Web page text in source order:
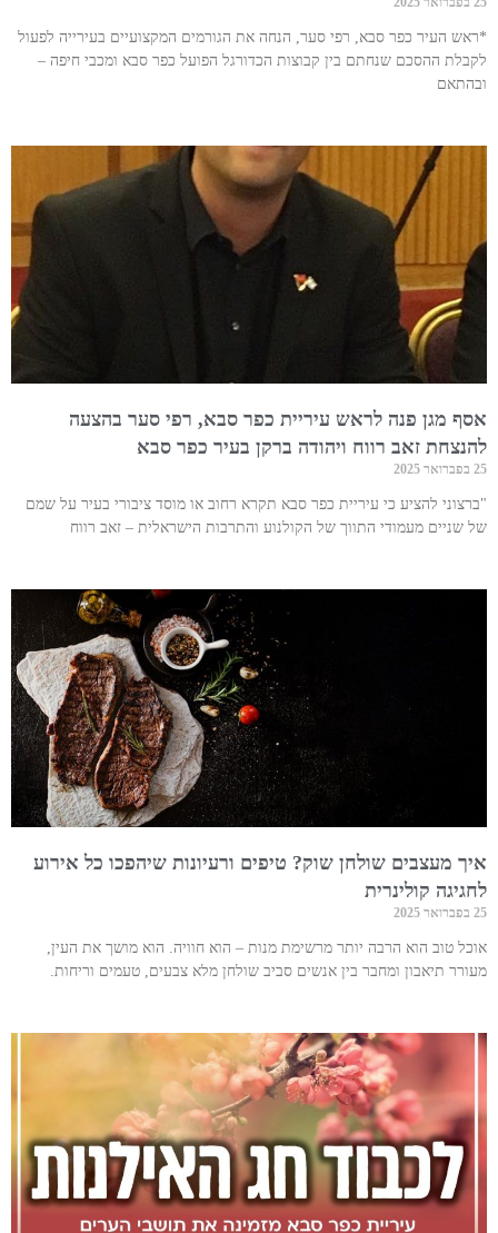
*ראש העיר כפר סבא, רפי סער, הנחה את הגורמים המקצועיים בעירייה לפעול
לקבלת ההסכם שנחתם בין קבוצות הכדורגל הפועל כפר סבא ומכבי חיפה –
ובהתאם
אסף מגן פנה לראש עיריית כפר סבא, רפי סער בהצעה
להנצחת זאב רווח ויהודה ברקן בעיר כפר סבא
25 בפברואר 2025
"ברצוני להציע כי עיריית כפר סבא תקרא רחוב או מוסד ציבורי בעיר על שמם
של שניים מעמודי התווך של הקולנוע והתרבות הישראלית – זאב רווח
איך מעצבים שולחן שוק? טיפים ורעיונות שיהפכו כל אירוע
לחגיגה קולינרית
25 בפברואר 2025
אוכל טוב הוא הרבה יותר מרשימת מנות – הוא חוויה. הוא מושך את העין,
מעורר תיאבון ומחבר בין אנשים סביב שולחן מלא צבעים, טעמים וריחות.